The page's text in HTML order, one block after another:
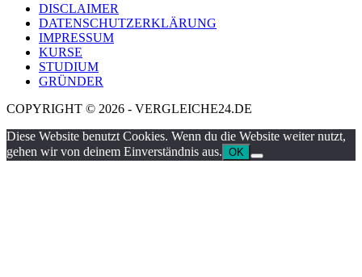
DISCLAIMER
DATENSCHUTZERKLÄRUNG
IMPRESSUM
KURSE
STUDIUM
GRÜNDER
COPYRIGHT © 2026 - VERGLEICHE24.DE
Diese Website benutzt Cookies. Wenn du die Website weiter nutzt,
gehen wir von deinem Einverständnis aus. OK